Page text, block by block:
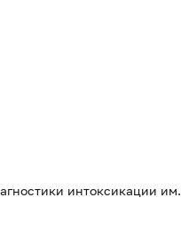
интоксикации им.